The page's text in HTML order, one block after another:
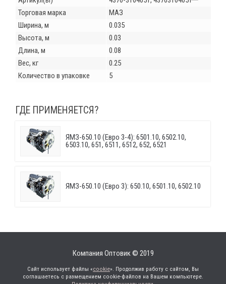
Торговая марка
МАЗ
Ширина, м
0.035
Высота, м
0.03
Длина, м
0.08
Вес, кг
0.25
Количество в упаковке
5
ГДЕ ПРИМЕНЯЕТСЯ?
ЯМЗ-650.10 (Евро 3-4): 6501.10, 6502.10,
6503.10, 651, 6511, 6512, 652, 6521
ЯМЗ-650.10 (Евро 3): 650.10, 6501.10, 6502.10
Компания Оптовик © 2019
Сайт использует файлы «cookie». Продолжив работу с сайтом, Вы
соглашаетесь с размещением cookie-файлов на Вашем компьютере.